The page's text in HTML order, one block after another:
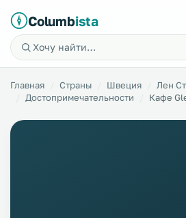
Columbista
Главная Страны Швеция Лен
Достопримечательности
Кафе